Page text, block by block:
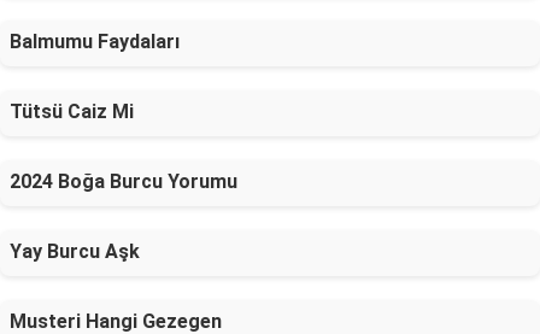
Balmumu Faydaları
Tütsü Caiz Mi
2024 Boğa Burcu Yorumu
Yay Burcu Aşk
Musteri Hangi Gezegen